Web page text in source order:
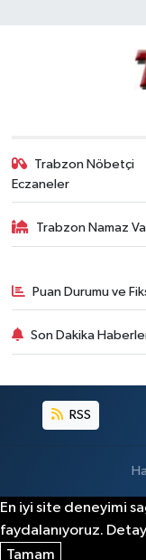
Trabzon Nöbetçi
Eczaneler
Trabzon Namaz
Puan Durumu ve
Son Dakika
RSS
En iyi site deneyimi
faydalanıyoruz.
Tamam